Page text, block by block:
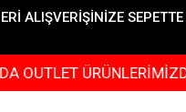
ALIŞVERİŞİNİZE
ÜRÜNLERİMİZDE